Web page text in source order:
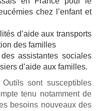
chez l’enfant et
d’aide aux transports
des familles
assistantes sociales
d’aide aux familles.
sont susceptibles
tenu notamment de
besoins nouveaux des